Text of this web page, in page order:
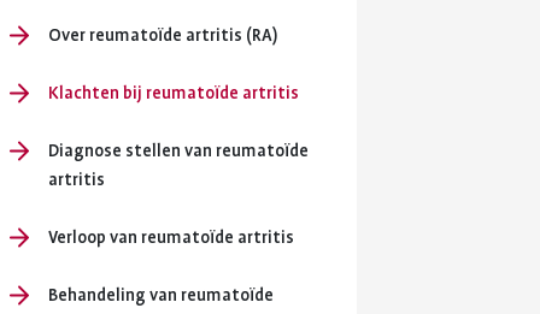
om je
Over reumatoïde artritis (RA)
Klachten bij reumatoïde artritis
Diagnose stellen van reumatoïde
artritis
Verloop van reumatoïde artritis
Behandeling van reumatoïde